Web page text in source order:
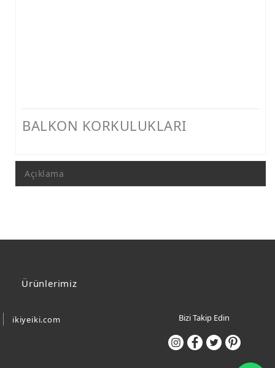
BALKON KORKULUKLARI
Açıklama
Ürünlerimiz
ikiyeiki.com Bizi Takip Edin